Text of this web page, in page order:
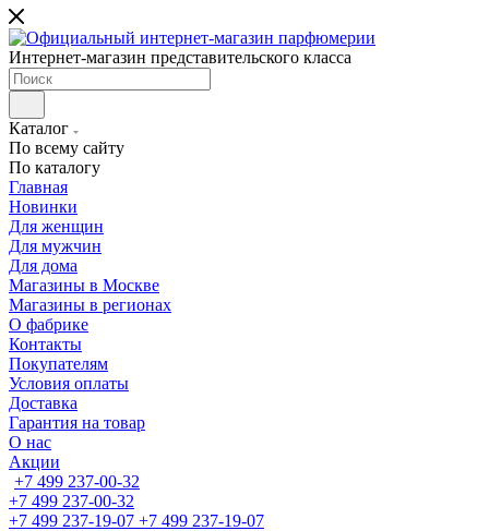
Интернет-магазин представительского класса
Каталог
По всему сайту
По каталогу
Главная
Новинки
Для женщин
Для мужчин
Для дома
Магазины в Москве
Магазины в регионах
О фабрике
Контакты
Покупателям
Условия оплаты
Доставка
Гарантия на товар
О нас
Акции
+7 499 237-00-32
+7 499 237-00-32
+7 499 237-19-07 +7 499 237-19-07